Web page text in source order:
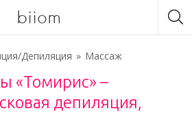
biiom
Депиляция Массаж
«Томирис» –
депиляция,